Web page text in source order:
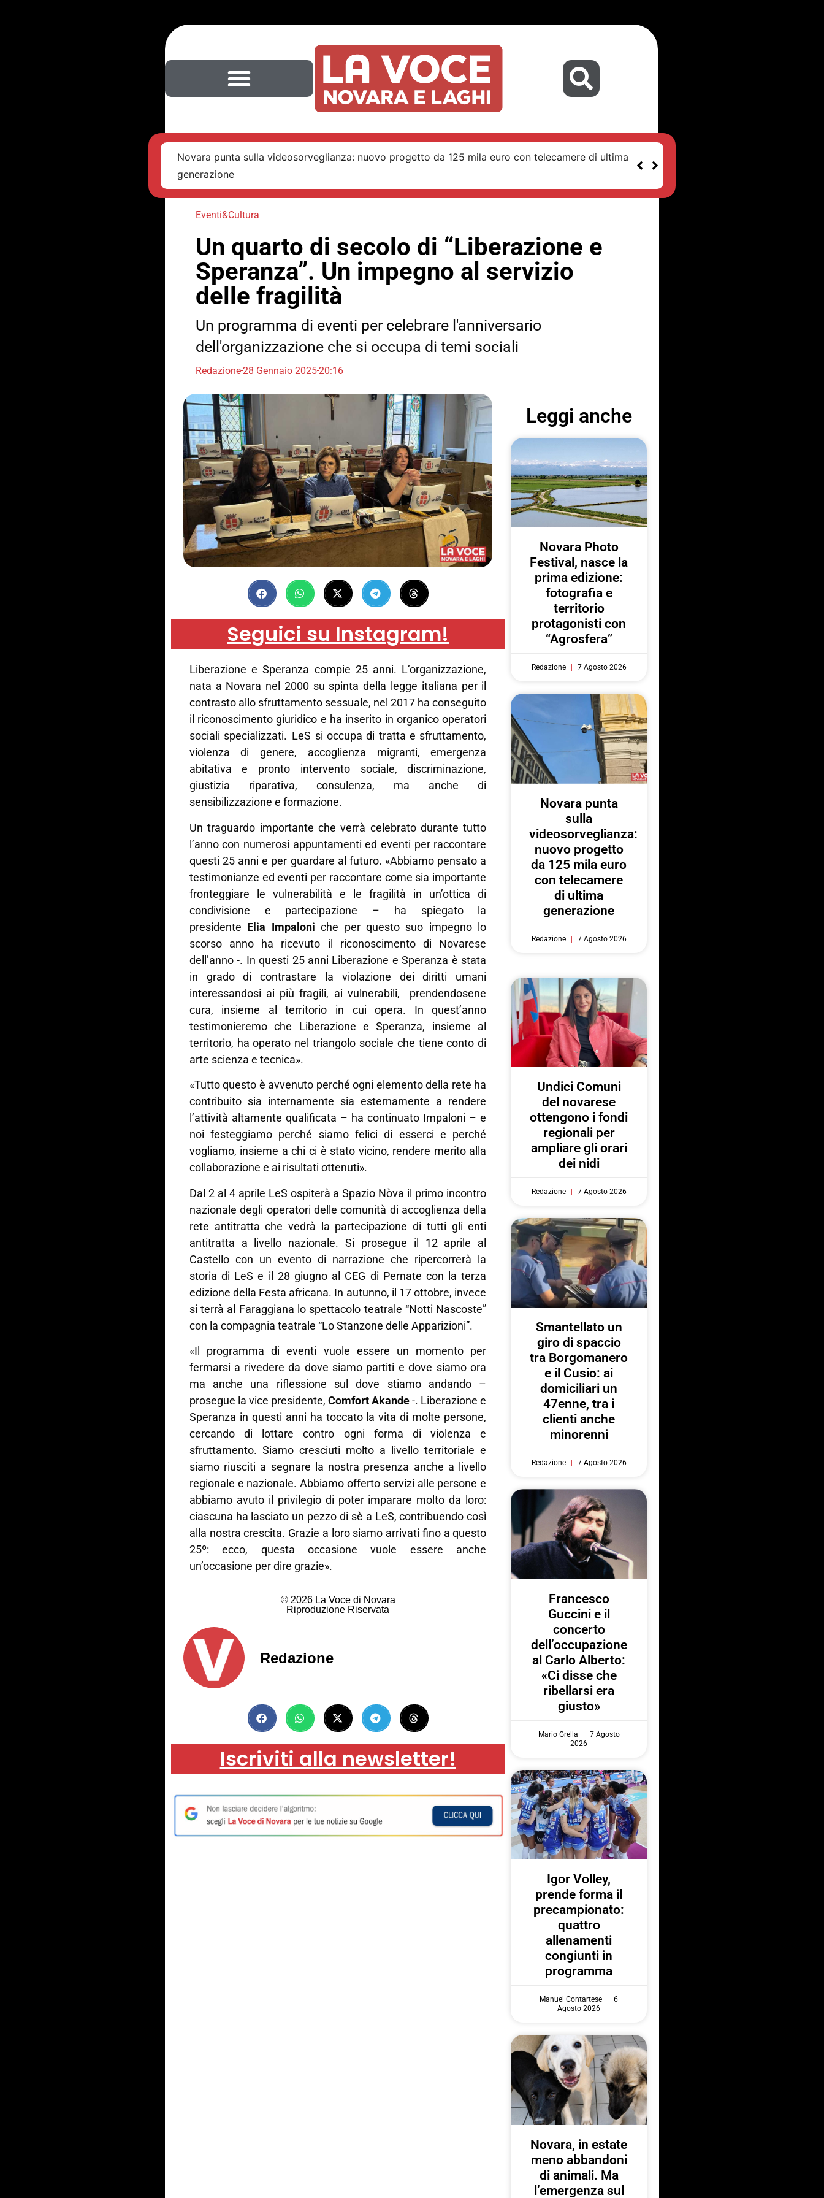
Novara punta sulla videosorveglianza: nuovo progetto da 125 mila euro con telecamere di ultima
generazione
Eventi&Cultura
Un quarto di secolo di “Liberazione e
Speranza”. Un impegno al servizio
delle fragilità
Un programma di eventi per celebrare l'anniversario
dell'organizzazione che si occupa di temi sociali
Redazione28 Gennaio 202520:16
Seguici su Instagram!
Liberazione e Speranza compie 25 anni. L’organizzazione,
nata a Novara nel 2000 su spinta della legge italiana per il
contrasto allo sfruttamento sessuale, nel 2017 ha conseguito
il riconoscimento giuridico e ha inserito in organico operatori
sociali specializzati. LeS si occupa di tratta e sfruttamento,
violenza di genere, accoglienza migranti, emergenza
abitativa e pronto intervento sociale, discriminazione,
giustizia riparativa, consulenza, ma anche di
sensibilizzazione e formazione.
Un traguardo importante che verrà celebrato durante tutto
l’anno con numerosi appuntamenti ed eventi per raccontare
questi 25 anni e per guardare al futuro. «Abbiamo pensato a
testimonianze ed eventi per raccontare come sia importante
fronteggiare le vulnerabilità e le fragilità in un’ottica di
condivisione e partecipazione – ha spiegato la
presidente Elia Impaloni che per questo suo impegno lo
scorso anno ha ricevuto il riconoscimento di Novarese
dell’anno -. In questi 25 anni Liberazione e Speranza è stata
in grado di contrastare la violazione dei diritti umani
interessandosi ai più fragili, ai vulnerabili, prendendosene
cura, insieme al territorio in cui opera. In quest’anno
testimonieremo che Liberazione e Speranza, insieme al
territorio, ha operato nel triangolo sociale che tiene conto di
arte scienza e tecnica».
«Tutto questo è avvenuto perché ogni elemento della rete ha
contribuito sia internamente sia esternamente a rendere
l’attività altamente qualificata – ha continuato Impaloni – e
noi festeggiamo perché siamo felici di esserci e perché
vogliamo, insieme a chi ci è stato vicino, rendere merito alla
collaborazione e ai risultati ottenuti».
Dal 2 al 4 aprile LeS ospiterà a Spazio Nòva il primo incontro
nazionale degli operatori delle comunità di accoglienza della
rete antitratta che vedrà la partecipazione di tutti gli enti
antitratta a livello nazionale. Si prosegue il 12 aprile al
Castello con un evento di narrazione che ripercorrerà la
storia di LeS e il 28 giugno al CEG di Pernate con la terza
edizione della Festa africana. In autunno, il 17 ottobre, invece
si terrà al Faraggiana lo spettacolo teatrale “Notti Nascoste”
con la compagnia teatrale “Lo Stanzone delle Apparizioni”.
«Il programma di eventi vuole essere un momento per
fermarsi a rivedere da dove siamo partiti e dove siamo ora
ma anche una riflessione sul dove stiamo andando –
prosegue la vice presidente,Comfort Akande-. Liberazione e
Speranza in questi anni ha toccato la vita di molte persone,
cercando di lottare contro ogni forma di violenza e
sfruttamento. Siamo cresciuti molto a livello territoriale e
siamo riusciti a segnare la nostra presenza anche a livello
regionale e nazionale. Abbiamo offerto servizi alle persone e
abbiamo avuto il privilegio di poter imparare molto da loro:
ciascuna ha lasciato un pezzo di sè a LeS, contribuendo così
alla nostra crescita. Grazie a loro siamo arrivati fino a questo
25º: ecco, questa occasione vuole essere anche
un’occasione per dire grazie».
© 2026 La Voce di Novara
Riproduzione Riservata
Redazione
Iscriviti alla newsletter!
Leggi anche
Novara Photo
Festival, nasce la
prima edizione:
fotografia e
territorio
protagonisti con
“Agrosfera”
Redazione 7 Agosto 2026
Novara punta
sulla
videosorveglianza:
nuovo progetto
da 125 mila euro
con telecamere
di ultima
generazione
Redazione 7 Agosto 2026
Undici Comuni
del novarese
ottengono i fondi
regionali per
ampliare gli orari
dei nidi
Redazione 7 Agosto 2026
Smantellato un
giro di spaccio
tra Borgomanero
e il Cusio: ai
domiciliari un
47enne, tra i
clienti anche
minorenni
Redazione 7 Agosto 2026
Francesco
Guccini e il
concerto
dell’occupazione
al Carlo Alberto:
«Ci disse che
ribellarsi era
giusto»
Mario Grella
7 Agosto
2026
Igor Volley,
prende forma il
precampionato:
quattro
allenamenti
congiunti in
programma
Manuel Contartese
6
Agosto 2026
Novara, in estate
meno abbandoni
di animali. Ma
l’emergenza sul